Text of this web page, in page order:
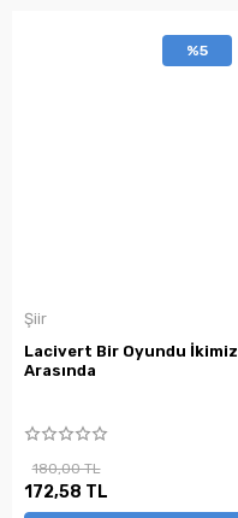
%5
Şiir
Lacivert Bir Oyundu İkimiz
Arasında
180,00 TL
172,58 TL